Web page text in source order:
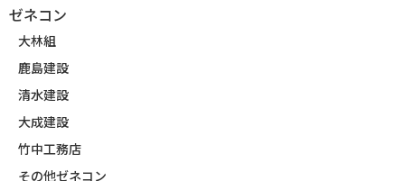
ゼネコン
大林組
鹿島建設
清水建設
大成建設
竹中工務店
その他ゼネコン